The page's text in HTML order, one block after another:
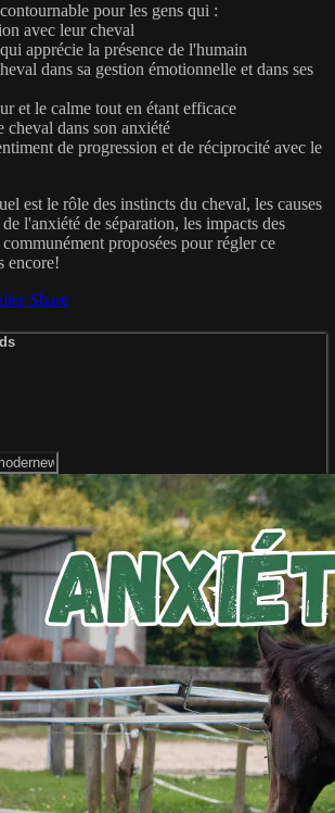
pour les gens qui :
avec leur cheval
apprécie la présence de l'humain
dans sa gestion émotionnelle et dans ses
et le calme tout en étant efficace
cheval dans son anxiété
de progression et de réciprocité avec le
est le rôle des instincts du cheval, les causes
l'anxiété de séparation, les impacts des
proposées pour régler ce
encore!
Share